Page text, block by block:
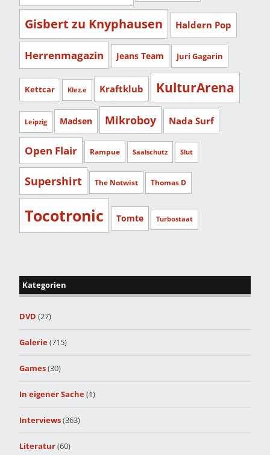
Gisbert zu Knyphausen Haldern Pop
Herrenmagazin Jeans Team Juri Gagarin
Kettcar Klez.e Kraftklub KulturArena
Leipzig Madsen Mikroboy Nada Surf
Open Flair Rampue Saalschutz Slut
Supershirt The Notwist Thomas D
Tocotronic Tomte Turbostaat
Kategorien
DVD (27)
Galerie(715)
Games(30)
In eigener Sache(1)
Interviews(363)
Literatur(60)